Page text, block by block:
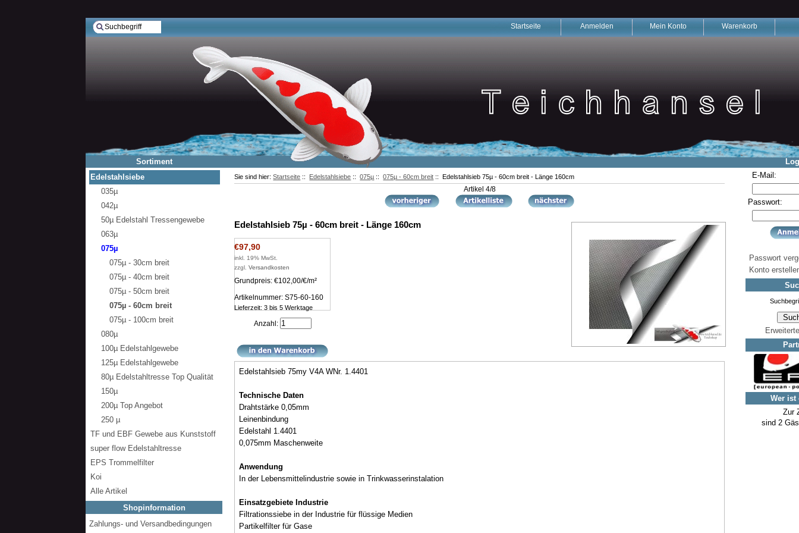
Startseite Anmelden Mein Konto Warenkorb
Sie sind hier:Startseite :: Edelstahlsiebe ::075µ ::075µ - 60cm breit :: Edelstahlsieb 75µ - 60cm breit - Länge 160cm
Artikel 4/8
Edelstahlsieb 75µ - 60cm breit - Länge 160cm
€97,90
inkl. 19% MwSt.
zzgl.Versandkosten
Grundpreis: €102,00/€/m²
Artikelnummer: S75-60-160
Lieferzeit: 3 bis 5 Werktage
Anzahl:
Edelstahlsieb 75my V4A WNr. 1.4401
Technische Daten
Drahtstärke 0,05mm
Leinenbindung
Edelstahl 1.4401
0,075mm Maschenweite
Anwendung
In der Lebensmittelindustrie sowie in Trinkwasserinstalation
Einsatzgebiete Industrie
Filtrationssiebe in der Industrie für flüssige Medien
Partikelfilter für Gase
Sortiment
Edelstahlsiebe
035µ
042µ
50µ Edelstahl Tressengewebe
063µ
075µ
075µ - 30cm breit
075µ - 40cm breit
075µ - 50cm breit
075µ - 60cm breit
075µ - 100cm breit
080µ
100µ Edelstahlgewebe
125µ Edelstahlgewebe
80µ Edelstahltresse Top Qualität
150µ
200µ Top Angebot
250 µ
TF und EBF Gewebe aus Kunststoff
super flow Edelstahltresse
EPS Trommelfilter
Koi
Alle Artikel
Shopinformation
Zahlungs- und Versandbedingungen
E-Mail:
Passwort:
Passwort
Konto
Wer ist
Zur
sind 2